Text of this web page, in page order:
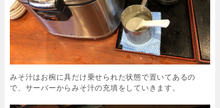
みそ汁はお椀に具だけ乗せられた状態で置いてあるの
で、サーバーからみそ汁の充填をしていきます。